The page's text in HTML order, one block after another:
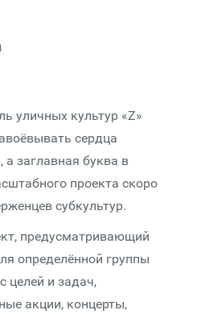
уличных культур «Z»
сердца
заглавная буква в
проекта скоро
субкультур.
предусматривающий
определённой группы
целей и задач,
акции, концерты,